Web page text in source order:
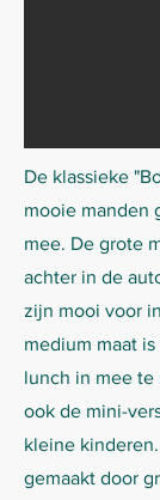
De klassieke
mooie manden
mee. De grote
achter in de
zijn mooi voor
medium maat
lunch in mee te
ook de mini-
kleine
gemaakt door